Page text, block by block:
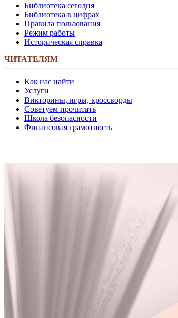
Библиотека сегодня
Библиотека в цифрах
Правила пользования
Режим работы
Историческая справка
ЧИТАТЕЛЯМ
Как нас найти
Услуги
Викторины, игры, кроссворды
Советуем прочитать
Школа безопасности
Финансовая грамотность